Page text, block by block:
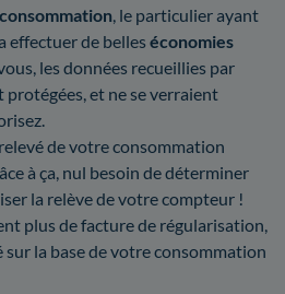
, le particulier ayant
effectuer de belles économies
les données recueillies par
et ne se verraient
de votre consommation
à ça, nul besoin de déterminer
la relève de votre compteur !
plus de facture de régularisation,
la base de votre consommation